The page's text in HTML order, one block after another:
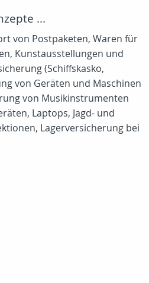
...
von Postpaketen, Waren für
Kunstausstellungen und
(Schiffskasko,
von Geräten und Maschinen
von Musikinstrumenten
Laptops, Jagd- und
Lagerversicherung bei